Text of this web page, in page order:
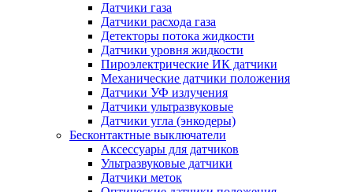
Датчики газа
Датчики расхода газа
Детекторы потока жидкости
Датчики уровня жидкости
Пироэлектрические ИК датчики
Механические датчики положения
Датчики УФ излучения
Датчики ультразвуковые
Датчики угла (энкодеры)
Бесконтактные выключатели
Аксессуары для датчиков
Ультразвуковые датчики
Датчики меток